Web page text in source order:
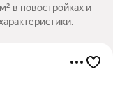
в новостройках и